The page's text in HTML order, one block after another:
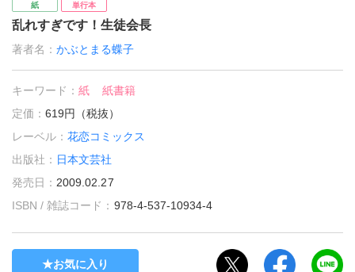
紙 単行本
乱れすぎです！生徒会長
著者名：かぶとまる蝶子
キーワード：紙
紙書籍
定価：619円（税抜）
レーベル：花恋コミックス
出版社： 日本文芸社
発売日： 2009.02.27
ISBN / 雑誌コード： 978-4-537-10934-4
お気に入り